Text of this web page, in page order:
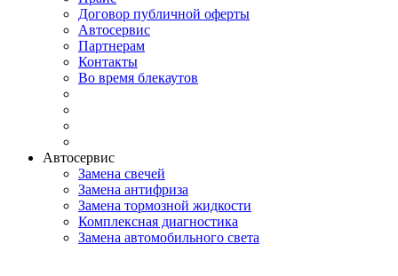
Договор публичной оферты
Автосервис
Партнерам
Контакты
Во время блекаутов
Автосервис
Замена свечей
Замена антифриза
Замена тормозной жидкости
Комплексная диагностика
Замена автомобильного света